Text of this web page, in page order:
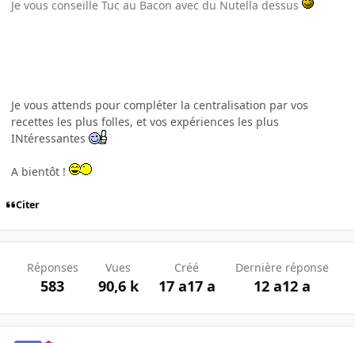
Je vous conseille Tuc au Bacon avec du Nutella dessus
Je vous attends pour compléter la centralisation par vos
recettes les plus folles, et vos expériences les plus
INtéressantes
A bientôt !
Citer
Réponses
583
Vues
90,6 k
Créé
17 a17 a
Dernière réponse
12 a12 a